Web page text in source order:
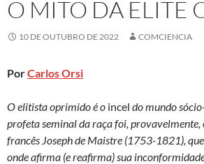
O MITO DA ELITE
10 DE OUTUBRO DE 2022 COMCIENCIA
PorCarlos Orsi
O elitista oprimido é o incel do mundo
profeta seminal da raça foi,
francês Joseph de Maistre (1753-1821),
onde afirma (e reafirma) sua